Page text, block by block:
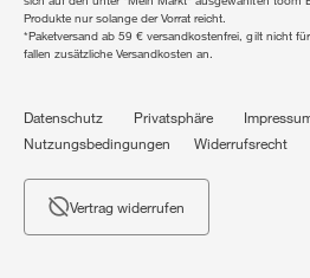
Produkte nur solange der Vorrat reicht.
*Paketversand ab 59 € versandkostenfrei, gilt nicht
fallen zusätzliche Versandkosten an.
Datenschutz Privatsphäre
Nutzungsbedingungen
Widerrufsrecht
Vertrag widerrufen